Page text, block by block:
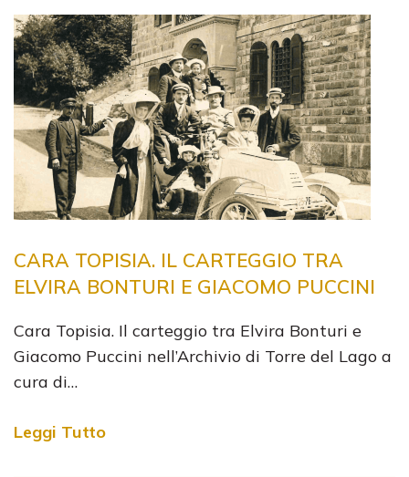
CARA TOPISIA. IL CARTEGGIO TRA
ELVIRA BONTURI E GIACOMO PUCCINI
Cara Topisia. Il carteggio tra Elvira Bonturi e
Giacomo Puccini nell’Archivio di Torre del Lago a
cura di…
Leggi Tutto